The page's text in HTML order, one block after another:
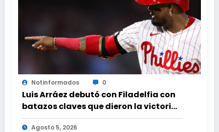
Notinformados 0
Luis Arráez debutó con Filadelfia con
batazos claves que dieron la victoria
ante Nacionales
Agosto 5, 2026